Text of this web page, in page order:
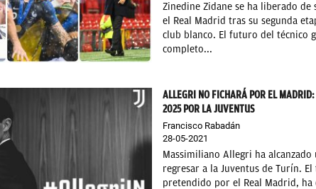
Zinedine Zidane se ha liberado de
el Real Madrid tras su segunda
club blanco. El futuro del técnico
completo...
ALLEGRI NO FICHARÁ POR EL
2025 POR LA JUVENTUS
Francisco Rabadán
28-05-2021
Massimiliano Allegri ha alcanzado
regresar a la Juventus de Turín.
pretendido por el Real Madrid, ha